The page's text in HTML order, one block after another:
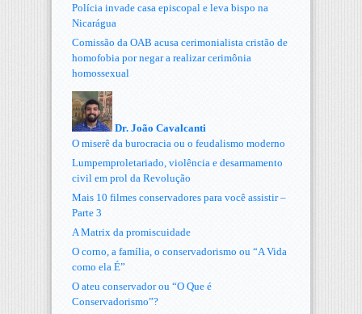
Polícia invade casa episcopal e leva bispo na
Nicarágua
Comissão da OAB acusa cerimonialista cristão de
homofobia por negar a realizar cerimônia
homossexual
Dr. João Cavalcanti
O miserê da burocracia ou o feudalismo moderno
Lumpemproletariado, violência e desarmamento
civil em prol da Revolução
Mais 10 filmes conservadores para você assistir –
Parte 3
A Matrix da promiscuidade
O corno, a família, o conservadorismo ou “A Vida
como ela É”
O ateu conservador ou “O Que é
Conservadorismo”?